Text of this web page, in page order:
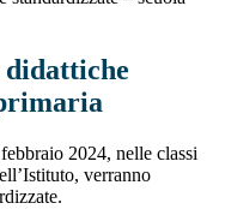
didattiche
2024, nelle classi
verranno